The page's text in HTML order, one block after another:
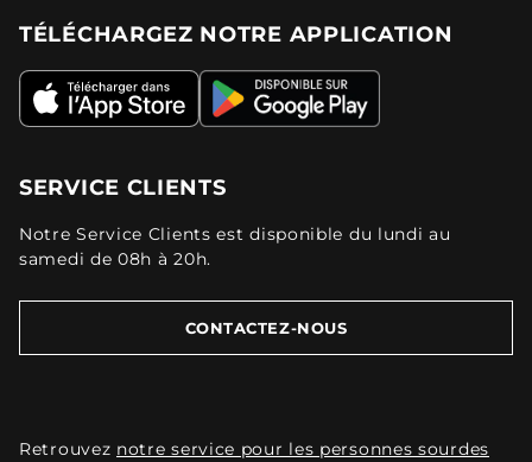
TÉLÉCHARGEZ NOTRE APPLICATION
SERVICE CLIENTS
Notre Service Clients est disponible du lundi au
samedi de 08h à 20h.
CONTACTEZ-NOUS
Retrouvez notre service pour les personnes sourdes